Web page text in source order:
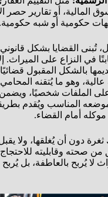
المالية، أو تقارير حصر
حكومية أو شبه حكومية.
تُبنى القضايا بشكل
في النزاع على الميراث.
بالشكل المقبول قضائيًا
وهو ما يُتقنه
الملفات شخصيًا،
المناسب ويُقدم
أمام القضاء.
دون أن يُغلقها، ولا
من صحته وقابليته للاحتجاج
لا يُربح بالعاطفة، بل يُربح